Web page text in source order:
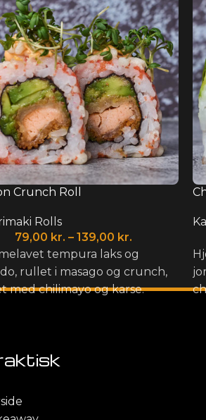
Crunch Roll
Rolls
79,00 kr. – 139,00 kr.
tempura laks og
rullet i masago og crunch,
med chilimayo og karse.